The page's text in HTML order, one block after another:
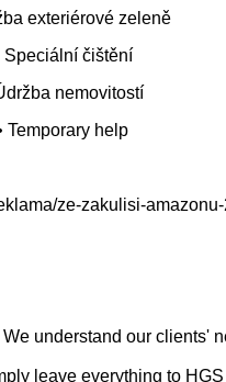
exteriérové zeleně
Speciální čištění
nemovitostí
Temporary help
ze-zakulisi-amazonu-
understand our clients'
leave everything to